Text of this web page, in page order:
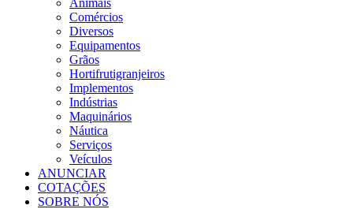
Animais
Comércios
Diversos
Equipamentos
Grãos
Hortifrutigranjeiros
Implementos
Indústrias
Maquinários
Náutica
Serviços
Veículos
ANUNCIAR
COTAÇÕES
SOBRE NÓS